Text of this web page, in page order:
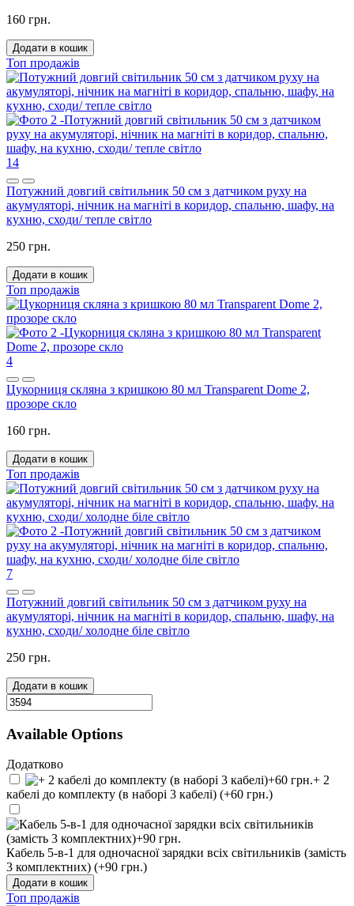
160 грн.
Додати в кошик
Топ продажів
14
Потужний довгий світильник 50 см з датчиком руху на
акумуляторі, нічник на магніті в коридор, спальню, шафу, на
кухню, сходи/ тепле світло
250 грн.
Додати в кошик
Топ продажів
4
Цукорниця скляна з кришкою 80 мл Transparent Dome 2,
прозоре скло
160 грн.
Додати в кошик
Топ продажів
7
Потужний довгий світильник 50 см з датчиком руху на
акумуляторі, нічник на магніті в коридор, спальню, шафу, на
кухню, сходи/ холодне біле світло
250 грн.
Додати в кошик
Available Options
Додатково
+ 2
кабелі до комплекту (в наборі 3 кабелі) (+60 грн.)
Кабель 5-в-1 для одночасної зарядки всіх світильників (замість
3 комплектних) (+90 грн.)
Додати в кошик
Топ продажів